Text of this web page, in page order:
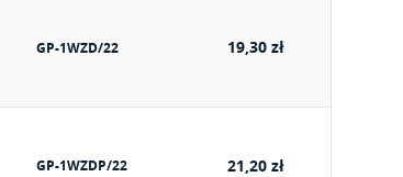
GP-1WZD/22 19,30 zł
GP-1WZDP/22 21,20 zł